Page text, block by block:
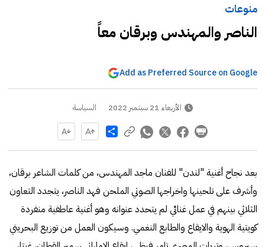
منوعات
الناصر والمهندس وبرقان معاً
Add as Preferred Source on Google
الأربعاء 21 سبتمبر 2022 السياسة
Share
بعد نجاح أغنية "لندن" للفنان ماجد المهندس، من كلمات الشاعر برقان،
وأشرف على تلحينها واخراجها الصوتي الملحن فهد الناصر، يتجدد التعاون
الثلاثي بينهم في عمل غنائي لم يتحدد عنوانه وهو أغنية عاطفية منفردة
كويتية الهوية والايقاع والطابع النغمي. وسيكون العمل من توزيع البحريني